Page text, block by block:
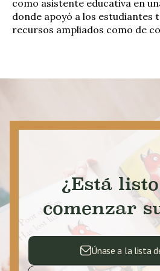
como asistente educativa en
donde apoyó a los estudiantes
recursos ampliados como de
¿Está
comenzar
Únase a la lista